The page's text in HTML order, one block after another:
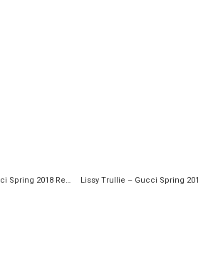
Marten Padama – Gucci Spring 2018 Ready-to-Wear